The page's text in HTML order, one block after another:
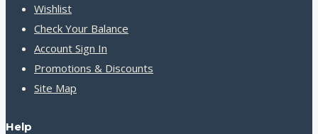
Wishlist
Check Your Balance
Account Sign In
Promotions & Discounts
Site Map
Help